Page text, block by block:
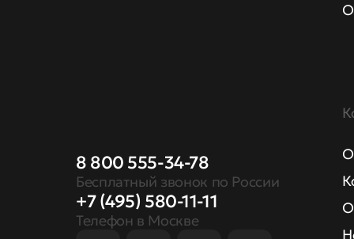
8 800 555-34-78
Бесплатный звонок по России
+7 (495) 580-11-11
Телефон в Москве